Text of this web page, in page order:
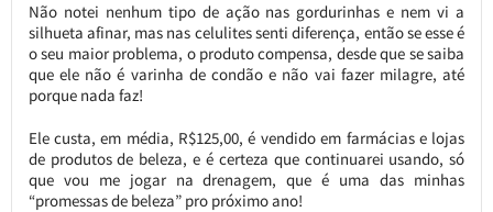
Não notei nenhum tipo de ação nas gordurinhas e nem vi a
silhueta afinar, mas nas celulites senti diferença, então se esse é
o seu maior problema, o produto compensa, desde que se saiba
que ele não é varinha de condão e não vai fazer milagre, até
porque nada faz!
Ele custa, em média, R$125,00, é vendido em farmácias e lojas
de produtos de beleza, e é certeza que continuarei usando, só
que vou me jogar na drenagem, que é uma das minhas
“promessas de beleza” pro próximo ano!